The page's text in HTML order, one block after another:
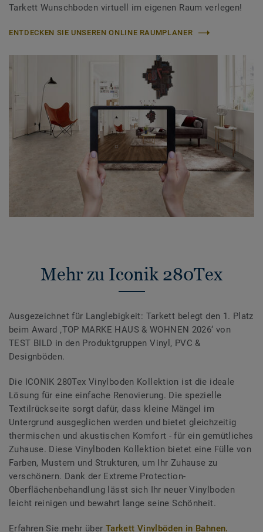
Tarkett Wunschboden virtuell im eigenen Raum verlegen!
ENTDECKEN SIE UNSEREN ONLINE RAUMPLANER
Mehr zu Iconik 280Tex
Ausgezeichnet für Langlebigkeit: Tarkett belegt den 1. Platz
beim Award ‚TOP MARKE HAUS & WOHNEN 2026‘ von
TEST BILD in den Produktgruppen Vinyl, PVC &
Designböden.
Die ICONIK 280Tex Vinylboden Kollektion ist die ideale
Lösung für eine einfache Renovierung. Die spezielle
Textilrückseite sorgt dafür, dass kleine Mängel im
Untergrund ausgeglichen werden und bietet gleichzeitig
thermischen und akustischen Komfort - für ein gemütliches
Zuhause. Diese Vinylboden Kollektion bietet eine Fülle von
Farben, Mustern und Strukturen, um Ihr Zuhause zu
verschönern. Dank der Extreme Protection-
Oberflächenbehandlung lässt sich Ihr neuer Vinylboden
leicht reinigen und bewahrt lange seine Schönheit.
Erfahren Sie mehr über Tarkett Vinylböden in Bahnen.